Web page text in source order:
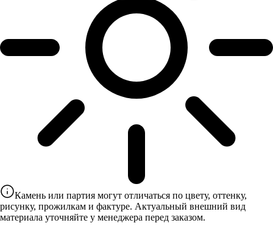
Камень или партия могут отличаться по цвету, оттенку,
рисунку, прожилкам и фактуре. Актуальный внешний вид
материала уточняйте у менеджера перед заказом.